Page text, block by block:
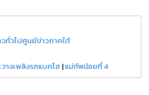
วทั่วไปศูนย์ข่าวภาคใต้
วางเพลิงรถแบคโฮ |แม่ทัพน้อยที่ 4